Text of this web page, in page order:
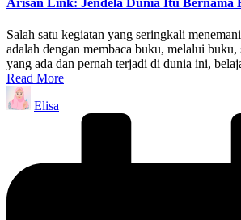
Arisan Link: Jendela Dunia Itu Bernama
Salah satu kegiatan yang seringkali
adalah dengan membaca buku, melalui buku,
yang ada dan pernah terjadi di dunia ini,
Read More
Posted
by
Elisa